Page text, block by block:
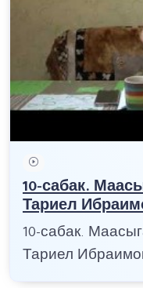
10-сабак.
Тариел
10-сабак.
Тариел